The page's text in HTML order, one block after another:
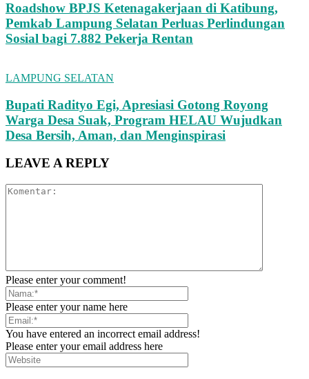
Roadshow BPJS Ketenagakerjaan di Katibung,
Pemkab Lampung Selatan Perluas Perlindungan
Sosial bagi 7.882 Pekerja Rentan
LAMPUNG SELATAN
Bupati Radityo Egi, Apresiasi Gotong Royong
Warga Desa Suak, Program HELAU Wujudkan
Desa Bersih, Aman, dan Menginspirasi
LEAVE A REPLY
Please enter your comment!
Please enter your name here
You have entered an incorrect email address!
Please enter your email address here